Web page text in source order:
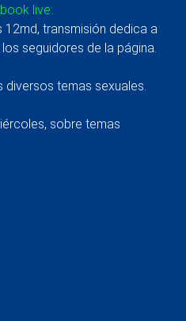
live:
transmisión dedica a
seguidores de la página.
temas sexuales.
sobre temas